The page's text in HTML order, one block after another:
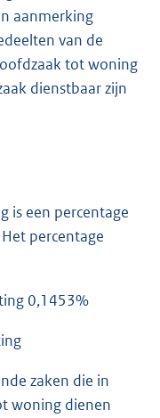
aanmerking
van de
tot woning
dienstbaar zijn
is een percentage
percentage
0,1453%
zaken die in
woning dienen